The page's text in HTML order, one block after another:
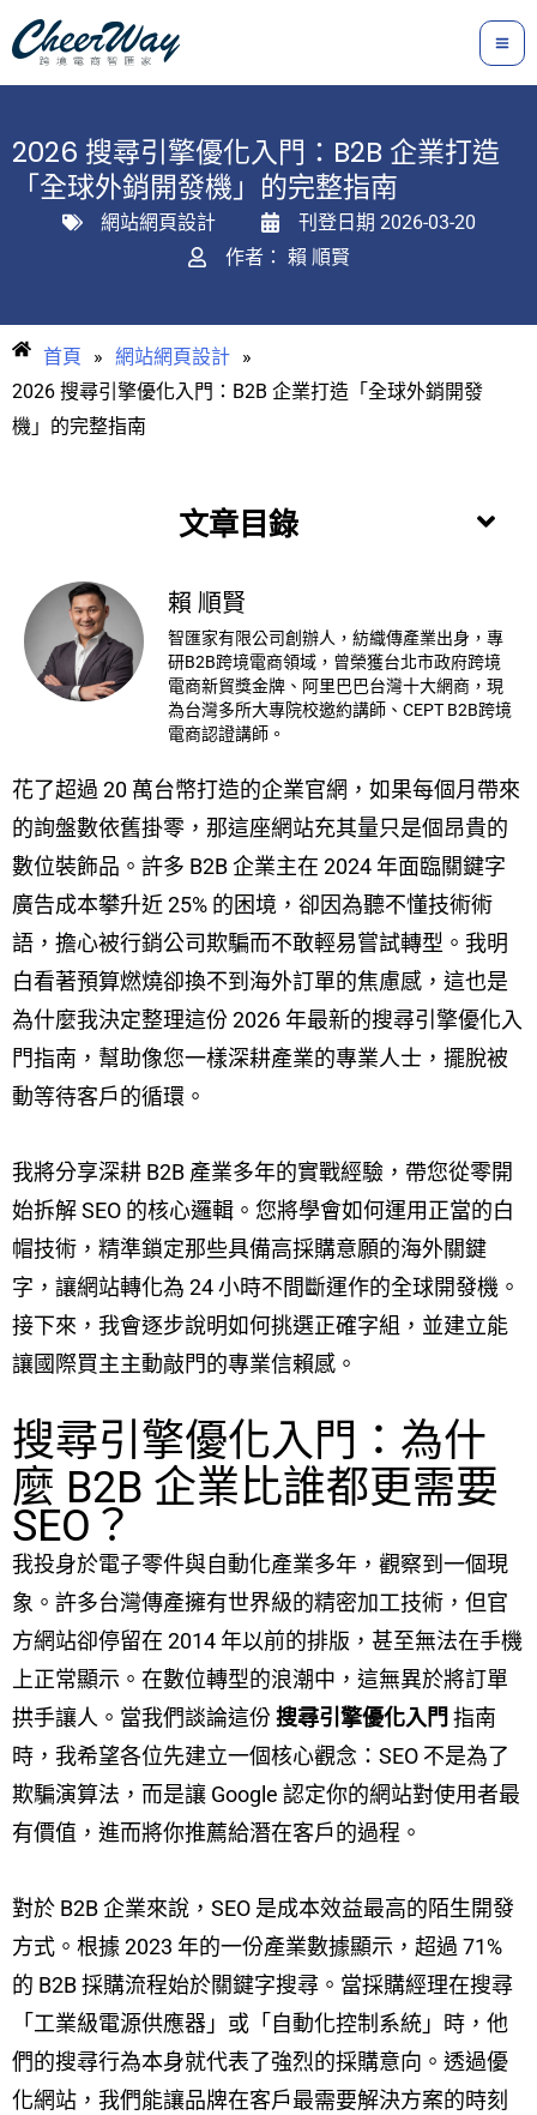
至
主
內2026 搜尋引擎優化入門：B2B 企業打造
「全球外銷開發機」的完整指南
網站網頁設計 刊登日期 2026-03-20
作者： 賴 順賢
首頁 » 網站網頁設計 »
2026 搜尋引擎優化入門：B2B 企業打造「全球外銷開發
機」的完整指南
文章目錄
賴 順賢
智匯家有限公司創辦人，紡織傳產業出身，專
研B2B跨境電商領域，曾榮獲台北市政府跨境
電商新貿獎金牌、阿里巴巴台灣十大網商，現
為台灣多所大專院校邀約講師、CEPT B2B跨境
電商認證講師。
花了超過 20 萬台幣打造的企業官網，如果每個月帶來
的詢盤數依舊掛零，那這座網站充其量只是個昂貴的
數位裝飾品。許多 B2B 企業主在 2024 年面臨關鍵字
廣告成本攀升近 25% 的困境，卻因為聽不懂技術術
語，擔心被行銷公司欺騙而不敢輕易嘗試轉型。我明
白看著預算燃燒卻換不到海外訂單的焦慮感，這也是
為什麼我決定整理這份 2026 年最新的搜尋引擎優化入
門指南，幫助像您一樣深耕產業的專業人士，擺脫被
動等待客戶的循環。
我將分享深耕 B2B 產業多年的實戰經驗，帶您從零開
始拆解 SEO 的核心邏輯。您將學會如何運用正當的白
帽技術，精準鎖定那些具備高採購意願的海外關鍵
字，讓網站轉化為 24 小時不間斷運作的全球開發機。
接下來，我會逐步說明如何挑選正確字組，並建立能
讓國際買主主動敲門的專業信賴感。
搜尋引擎優化入門：為什
麼 B2B 企業比誰都更需要
SEO？
我投身於電子零件與自動化產業多年，觀察到一個現
象。許多台灣傳產擁有世界級的精密加工技術，但官
方網站卻停留在 2014 年以前的排版，甚至無法在手機
上正常顯示。在數位轉型的浪潮中，這無異於將訂單
拱手讓人。當我們談論這份 搜尋引擎優化入門 指南
時，我希望各位先建立一個核心觀念：SEO 不是為了
欺騙演算法，而是讓 Google 認定你的網站對使用者最
有價值，進而將你推薦給潛在客戶的過程。
對於 B2B 企業來說，SEO 是成本效益最高的陌生開發
方式。根據 2023 年的一份產業數據顯示，超過 71%
的 B2B 採購流程始於關鍵字搜尋。當採購經理在搜尋
「工業級電源供應器」或「自動化控制系統」時，他
們的搜尋行為本身就代表了強烈的採購意向。透過優
化網站，我們能讓品牌在客戶最需要解決方案的時刻